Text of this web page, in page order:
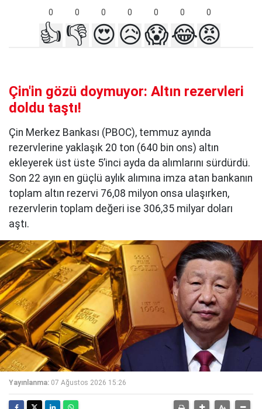
0 0 0 0 0 0 0
👍 👎 😍😥😱😂😡
Çin'in gözü doymuyor: Altın rezervleri
doldu taştı!
Çin Merkez Bankası (PBOC), temmuz ayında
rezervlerine yaklaşık 20 ton (640 bin ons) altın
ekleyerek üst üste 5’inci ayda da alımlarını sürdürdü.
Son 22 ayın en güçlü aylık alımına imza atan bankanın
toplam altın rezervi 76,08 milyon onsa ulaşırken,
rezervlerin toplam değeri ise 306,35 milyar doları
aştı.
Yayınlanma: 07 Ağustos 2026 15:26